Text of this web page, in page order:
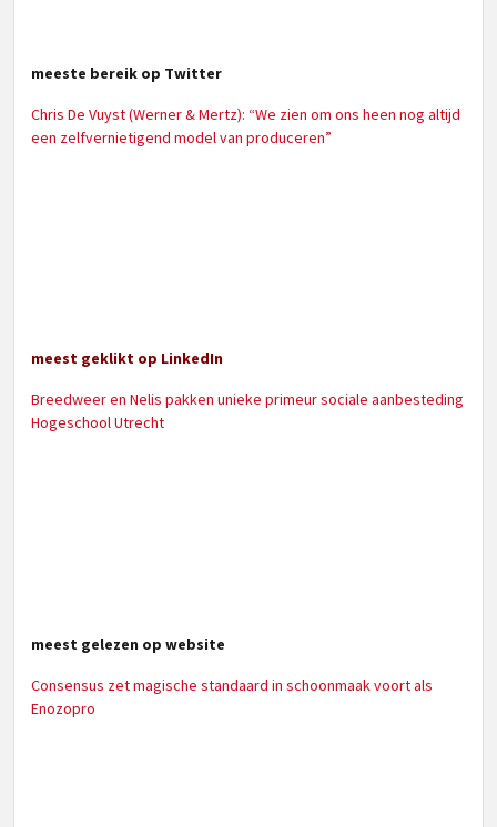
meeste bereik op Twitter
Chris De Vuyst (Werner & Mertz): “We zien om ons heen nog altijd
een zelfvernietigend model van produceren”
meest geklikt op LinkedIn
Breedweer en Nelis pakken unieke primeur sociale aanbesteding
Hogeschool Utrecht
meest gelezen op website
Consensus zet magische standaard in schoonmaak voort als
Enozopro